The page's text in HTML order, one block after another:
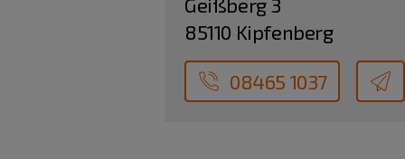
85110 Kipfenberg
08465 1037